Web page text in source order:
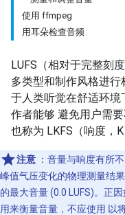
使用 ffmpeg
用耳朵检查音频
LUFS（相对于完整刻
多类型和制作风格进行
于人类听觉在舒适环
作者能够 避免用户需
也称为 LKFS（响度，
注意 ：音量与响度有所
峰值气压变化的物理测量结
的最大音量 (0.0 LUFS)。正
用来衡量音量，不应使用 以